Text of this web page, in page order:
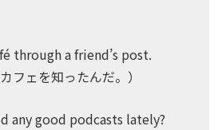
through a friend’s post.
フェを知ったんだ。）
any good podcasts lately?